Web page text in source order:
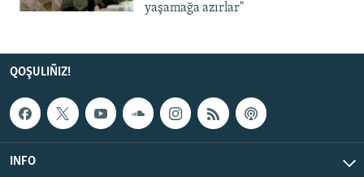
yaşamağa azırlar"
QOŞULIÑIZ!
INFO